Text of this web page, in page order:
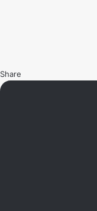
Share